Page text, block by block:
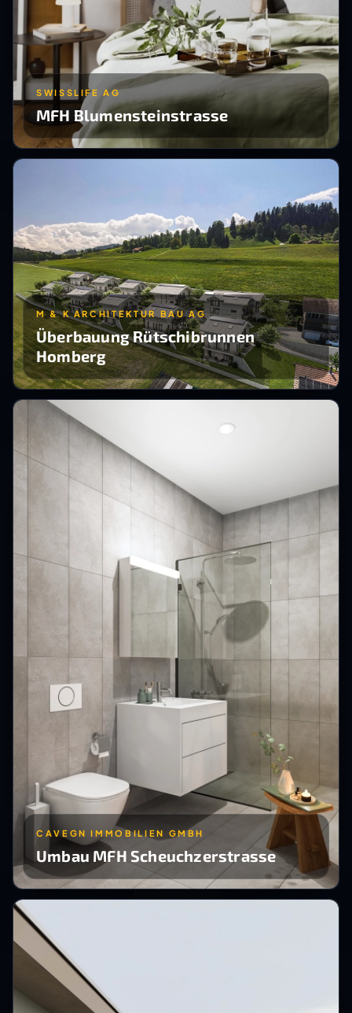
SWISSLIFE AG
MFH Blumensteinstrasse
M & K ARCHITEKTUR BAU AG
Überbauung Rütschibrunnen
Homberg
CAVEGN IMMOBILIEN GMBH
Umbau MFH Scheuchzerstrasse